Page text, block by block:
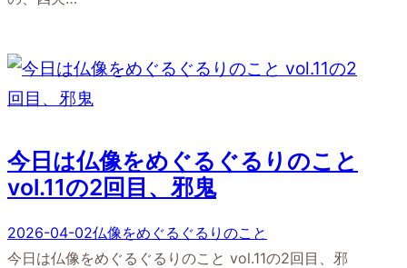
今日は仏像をめぐるぐるりのこと
vol.11の2回目、邪鬼
2026-04-02仏像をめぐるぐるりのこと
今日は仏像をめぐるぐるりのこと vol.11の2回目、邪